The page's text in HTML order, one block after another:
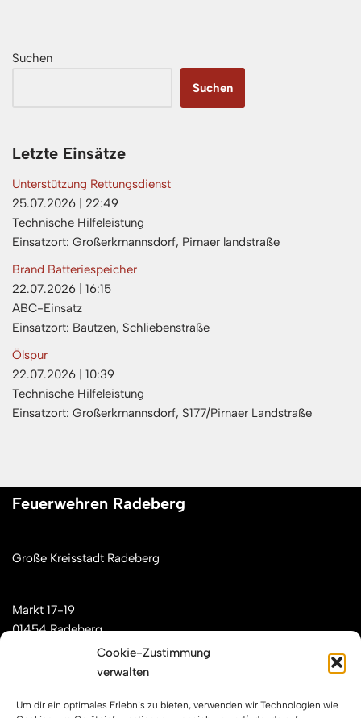
Cookie-Zustimmung
verwalten
Um dir ein optimales Erlebnis zu bieten, verwenden wir Technologien wie
Suchen
Suchen
Letzte Einsätze
Unterstützung Rettungsdienst
25.07.2026
22:49
Technische Hilfeleistung
Einsatzort: Großerkmannsdorf, Pirnaer landstraße
Brand Batteriespeicher
22.07.2026
16:15
ABC-Einsatz
Einsatzort: Bautzen, Schliebenstraße
Ölspur
22.07.2026
10:39
Technische Hilfeleistung
Einsatzort: Großerkmannsdorf, S177/Pirnaer Landstraße
Feuerwehren Radeberg
Große Kreisstadt Radeberg
Markt 17-19
01454 Radeberg
Mail: kontakt[at]feuerwehren-radeberg.de
Feuerwehren Radeberg im Internet